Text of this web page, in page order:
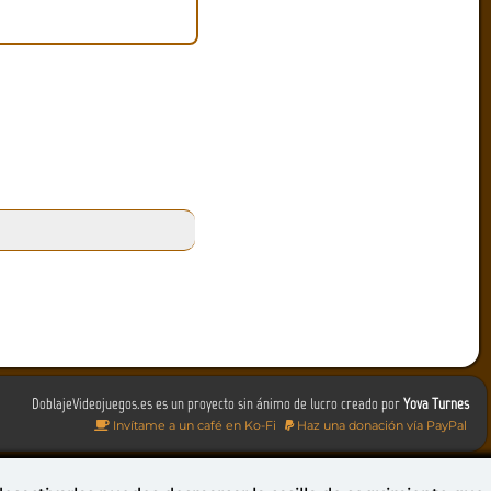
DoblajeVideojuegos.es es un proyecto sin ánimo de lucro creado porYova Turnes
Invítame a un café en Ko-Fi Haz una donación vía PayPal